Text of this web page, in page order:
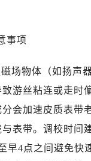
事项
场物体（如扬声
游丝粘连或走时
会加速皮质表带
表带。调校时间
早4点之间避免快